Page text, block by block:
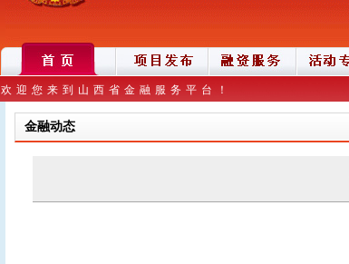
欢迎您来到山西省金融服务平台！
金融动态